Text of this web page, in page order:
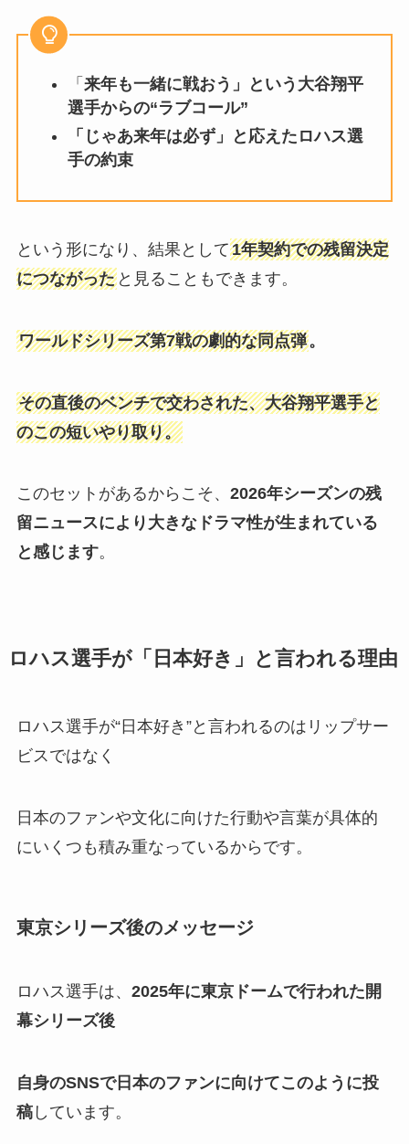
「 来年も一緒に戦おう」という大谷翔平
選手からの“ラブコール”
「じゃあ来年は必ず」と応えたロハス選
手の約束
という形になり、結果として1年契約での残留決定
につながったと見ることもできます。
ワールドシリーズ第7戦の劇的な同点弾。
その直後のベンチで交わされた、大谷翔平選手と
のこの短いやり取り。
このセットがあるからこそ、 2026年シーズンの残
留ニュースにより大きなドラマ性が生まれている
と感じます。
ロハス選手が「日本好き」と言われる理由
ロハス選手が“日本好き”と言われるのはリップサー
ビスではなく
日本のファンや文化に向けた行動や言葉が具体的
にいくつも積み重なっているからです。
東京シリーズ後のメッセージ
ロハス選手は、 2025年に東京ドームで行われた開
幕シリーズ後
自身のSNSで日本のファンに向けてこのように投
稿しています。